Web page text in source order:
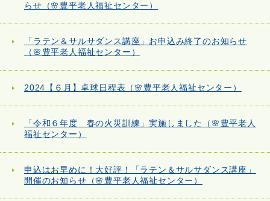
らせ（🌸豊平老人福祉センター）
「ラテン＆サルサダンス講座」お申込み終了のお知らせ
（🌸豊平老人福祉センター）
2024【６月】卓球日程表（🌸豊平老人福祉センター）
「令和６年度 春の火災訓練」実施しました（🌸豊平老人
福祉センター）
申込はお早めに！大好評！「ラテン＆サルサダンス講座」
開催のお知らせ（🌸豊平老人福祉センター）